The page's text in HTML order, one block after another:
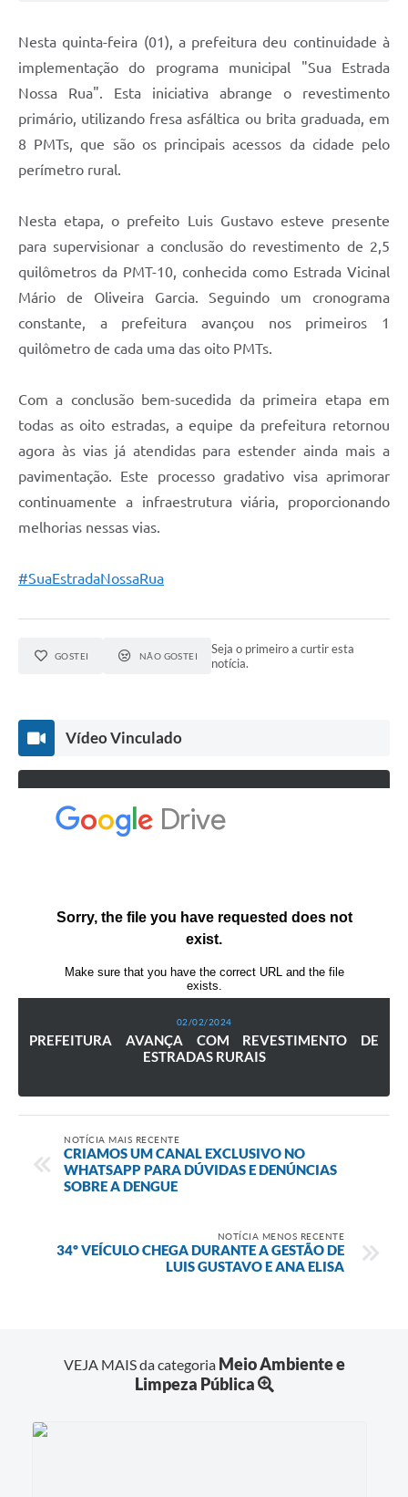
Nesta quinta-feira (01), a prefeitura deu continuidade à
implementação do programa municipal "Sua Estrada
Nossa Rua". Esta iniciativa abrange o revestimento
primário, utilizando fresa asfáltica ou brita graduada, em
8 PMTs, que são os principais acessos da cidade pelo
perímetro rural.
Nesta etapa, o prefeito Luis Gustavo esteve presente
para supervisionar a conclusão do revestimento de 2,5
quilômetros da PMT-10, conhecida como Estrada Vicinal
Mário de Oliveira Garcia. Seguindo um cronograma
constante, a prefeitura avançou nos primeiros 1
quilômetro de cada uma das oito PMTs.
Com a conclusão bem-sucedida da primeira etapa em
todas as oito estradas, a equipe da prefeitura retornou
agora às vias já atendidas para estender ainda mais a
pavimentação. Este processo gradativo visa aprimorar
continuamente a infraestrutura viária, proporcionando
melhorias nessas vias.
#SuaEstradaNossaRua
GOSTEI NÃO GOSTEI
Seja o primeiro a curtir esta
notícia.
Vídeo Vinculado
02/02/2024
PREFEITURA AVANÇA COM REVESTIMENTO DE
ESTRADAS RURAIS
NOTÍCIA MAIS RECENTE
CRIAMOS UM CANAL EXCLUSIVO NO
WHATSAPP PARA DÚVIDAS E DENÚNCIAS
SOBRE A DENGUE
NOTÍCIA MENOS RECENTE
34º VEÍCULO CHEGA DURANTE A GESTÃO DE
LUIS GUSTAVO E ANA ELISA
VEJA MAIS da categoria Meio Ambiente e
Limpeza Pública